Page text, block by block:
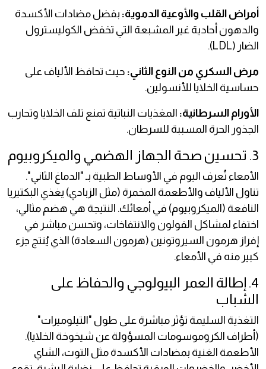
أمراض القلب والأوعية الدموية: بفضل مضادات الأكسدة
والدهون أحادية غير المشبعة التي تخفض الكوليسترول
الضار (LDL).
مرض السكري من النوع الثاني: حيث تحافظ الألياف على
حساسية الخلايا للأنسولين.
الأورام السرطانية: المغذيات النباتية تمنع تلف الخلايا وتحارب
الجذور الحرة المسببة للسرطان.
3. تحسين صحة الجهاز الهضمي والميكروبيوم
الأمعاء تُعرف اليوم في الأوساط الطبية بـ "الدماغ الثاني".
تناول الألياف والأطعمة المخمرة (مثل الزبادي) يغذي البكتيريا
النافعة (الميكروبيوم) في أمعائك. النتيجة هي هضم مثالي،
اختفاء لمشاكل القولون والانتفاخات، وتحسن مباشر في
إفراز هرمون السيروتونين (هرمون السعادة) الذي يُنتج جزء
كبير منه في الأمعاء.
4. إطالة العمر البيولوجي والحفاظ على
الشباب
التغذية السليمة تؤثر مباشرة على طول "التيلوميرات"
(أطراف الكروموسومات المسؤولة عن شيخوخة الخلايا).
الأطعمة الغنية بمضادات الأكسدة مثل التوت، الشاي